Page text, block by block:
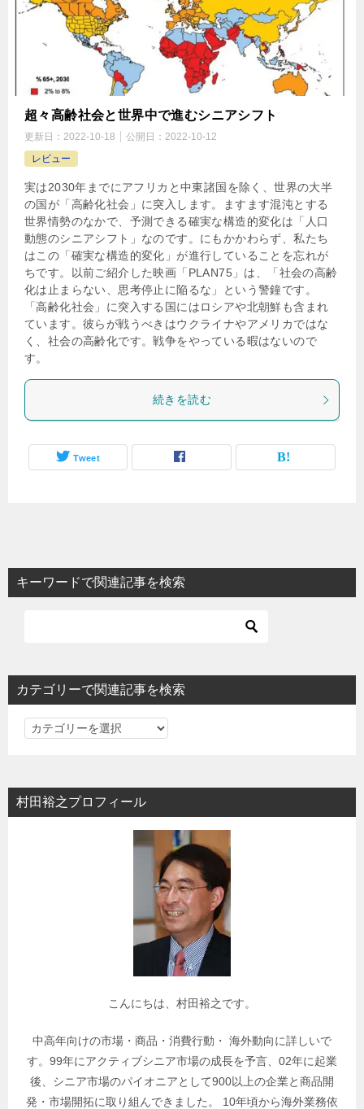
超々高齢社会と世界中で進むシニアシフト
更新日： 2022-10-18 公開日： 2022-10-12
レビュー
実は2030年までにアフリカと中東諸国を除く、世界の大半
の国が「高齢化社会」に突入します。ますます混沌とする
世界情勢のなかで、予測できる確実な構造的変化は「人口
動態のシニアシフト」なのです。にもかかわらず、私たち
はこの「確実な構造的変化」が進行していることを忘れが
ちです。以前ご紹介した映画「PLAN75」は、「社会の高齢
化は止まらない、思考停止に陥るな」という警鐘です。
「高齢化社会」に突入する国にはロシアや北朝鮮も含まれ
ています。彼らが戦うべきはウクライナやアメリカではな
く、社会の高齢化です。戦争をやっている暇はないので
す。
続きを読む
Tweet
キーワードで関連記事を検索
カテゴリーで関連記事を検索
カ
リ
ー
村田裕之プロフィール
こんにちは、村田裕之です。
中高年向けの市場・商品・消費行動・ 海外動向に詳しいで
す。99年にアクティブシニア市場の成長を予言、02年に起業
後、シニア市場のパイオニアとして900以上の企業と商品開
発・市場開拓に取り組んできました。 10年頃から海外業務依